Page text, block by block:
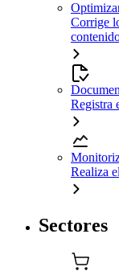
Corrige
Registra
Realiza
Sectores